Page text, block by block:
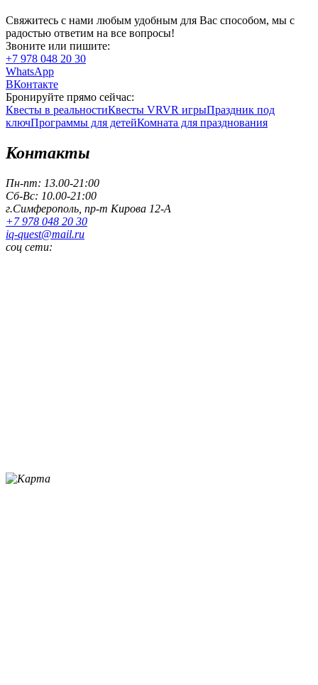
Свяжитесь с нами любым удобным для Вас способом, мы с
радостью ответим на все вопросы!
Звоните или пишите:
+7 978 048 20 30
WhatsApp
ВКонтакте
Бронируйте прямо сейчас:
Квесты в реальностиКвесты VRVR игрыПраздник под
ключПрограммы для детейКомната для празднования
Контакты
Пн-пт: 13.00-21:00
Сб-Вс: 10.00-21:00
г.Симферополь, пр-т Кирова 12-А
+7 978 048 20 30
iq-quest@mail.ru
соц сети: